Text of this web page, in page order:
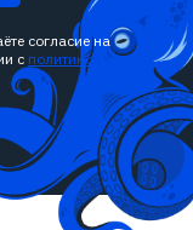
согласие на
с политикой